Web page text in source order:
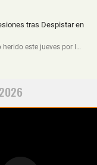
tras Despistar en
este jueves por l…